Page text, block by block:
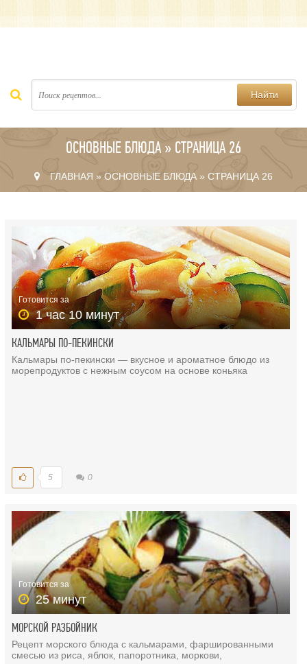
Найти
ОСНОВНЫЕ БЛЮДА » СТРАНИЦА 26
ГЛАВНАЯ » ОСНОВНЫЕ БЛЮДА » СТРАНИЦА 26
Готовится за
1 час 10 минут
КАЛЬМАРЫ ПО-ПЕКИНСКИ
Кальмары по-пекински — вкусное и ароматное блюдо из
морепродуктов с нежным соусом на основе коньяка
5 0
Готовится за
25 минут
МОРСКОЙ РАЗБОЙНИК
Рецепт морского блюда с кальмарами, фаршированными
смесью из риса, яблок, папоротника, моркови,